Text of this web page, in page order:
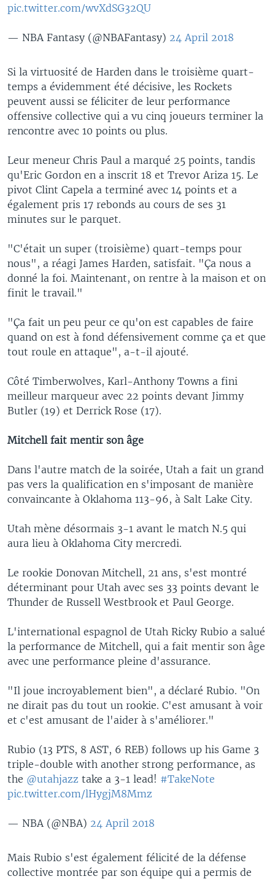
pic.twitter.com/wvXdSG32QU
— NBA Fantasy (@NBAFantasy) 24 April 2018
Si la virtuosité de Harden dans le troisième quart-
temps a évidemment été décisive, les Rockets
peuvent aussi se féliciter de leur performance
offensive collective qui a vu cinq joueurs terminer la
rencontre avec 10 points ou plus.
Leur meneur Chris Paul a marqué 25 points, tandis
qu'Eric Gordon en a inscrit 18 et Trevor Ariza 15. Le
pivot Clint Capela a terminé avec 14 points et a
également pris 17 rebonds au cours de ses 31
minutes sur le parquet.
"C'était un super (troisième) quart-temps pour
nous", a réagi James Harden, satisfait. "Ça nous a
donné la foi. Maintenant, on rentre à la maison et on
finit le travail."
"Ça fait un peu peur ce qu'on est capables de faire
quand on est à fond défensivement comme ça et que
tout roule en attaque", a-t-il ajouté.
Côté Timberwolves, Karl-Anthony Towns a fini
meilleur marqueur avec 22 points devant Jimmy
Butler (19) et Derrick Rose (17).
Mitchell fait mentir son âge
Dans l'autre match de la soirée, Utah a fait un grand
pas vers la qualification en s'imposant de manière
convaincante à Oklahoma 113-96, à Salt Lake City.
Utah mène désormais 3-1 avant le match N.5 qui
aura lieu à Oklahoma City mercredi.
Le rookie Donovan Mitchell, 21 ans, s'est montré
déterminant pour Utah avec ses 33 points devant le
Thunder de Russell Westbrook et Paul George.
L'international espagnol de Utah Ricky Rubio a salué
la performance de Mitchell, qui a fait mentir son âge
avec une performance pleine d'assurance.
"Il joue incroyablement bien", a déclaré Rubio. "On
ne dirait pas du tout un rookie. C'est amusant à voir
et c'est amusant de l'aider à s'améliorer."
Rubio (13 PTS, 8 AST, 6 REB) follows up his Game 3
triple-double with another strong performance, as
the @utahjazz take a 3-1 lead! #TakeNote
pic.twitter.com/lHygjM8Mmz
— NBA (@NBA) 24 April 2018
Mais Rubio s'est également félicité de la défense
collective montrée par son équipe qui a permis de